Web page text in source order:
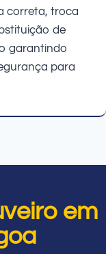
correta, troca
de
garantindo
para
em